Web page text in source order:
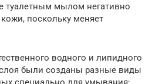
туалетным мылом негативно
поскольку меняет
водного и липидного
слоя были созданы разные виды